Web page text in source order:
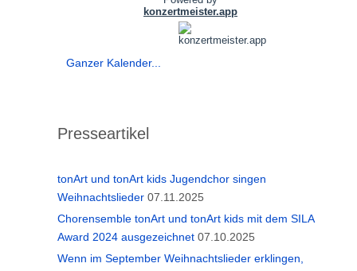
Ganzer Kalender...
Presseartikel
tonArt und tonArt kids Jugendchor singen
Weihnachtslieder 07.11.2025
Chorensemble tonArt und tonArt kids mit dem SILA
Award 2024 ausgezeichnet 07.10.2025
Wenn im September Weihnachtslieder erklingen,